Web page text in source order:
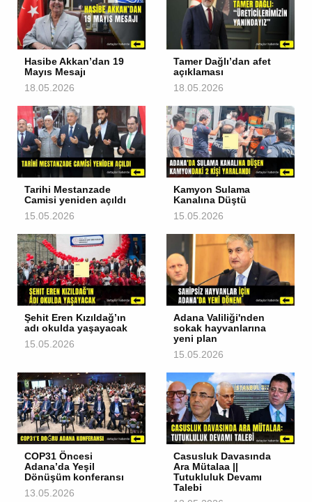
Hasibe Akkan’dan 19
Mayıs Mesajı
18.05.2026
Tamer Dağlı’dan afet
açıklaması
18.05.2026
Tarihi Mestanzade
Camisi yeniden açıldı
15.05.2026
Kamyon Sulama
Kanalına Düştü
15.05.2026
Şehit Eren Kızıldağ’ın
adı okulda yaşayacak
15.05.2026
Adana Valiliği'nden
sokak hayvanlarına
yeni plan
15.05.2026
COP31 Öncesi
Adana’da Yeşil
Dönüşüm konferansı
13.05.2026
Casusluk Davasında
Ara Mütalaa ||
Tutukluluk Devamı
Talebi